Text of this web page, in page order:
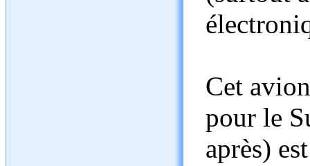
Cet
pour le
après)